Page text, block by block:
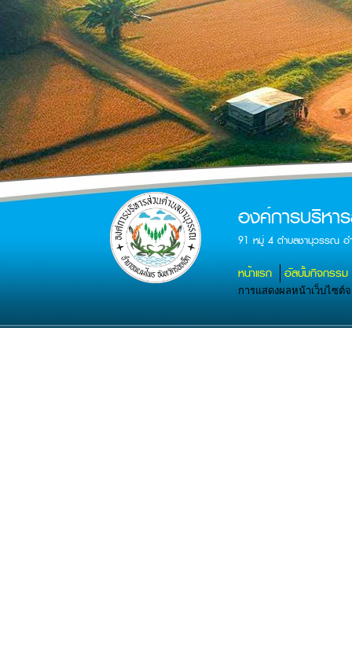
องค์การบริหา
91 หมู่ 4 ตำบลชานุวรรณ อ
หน้าแรก อัลบั้มกิจกรรม
การแสดงผลหน้าเว็บไซต์